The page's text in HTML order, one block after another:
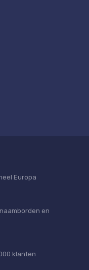
Europa
en
klanten